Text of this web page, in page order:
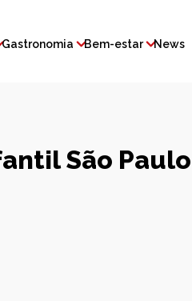
Gastronomia Bem-estar News
São Paulo